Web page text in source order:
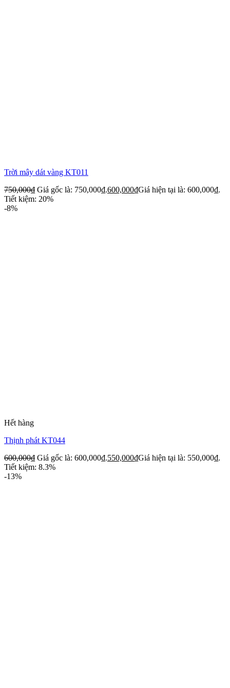
Trời mây dát vàng KT011
750,000₫ Giá gốc là: 750,000₫.600,000₫Giá hiện tại là: 600,000₫.
Tiết kiệm: 20%
-8%
Hết hàng
Thịnh phát KT044
600,000₫ Giá gốc là: 600,000₫.550,000₫Giá hiện tại là: 550,000₫.
Tiết kiệm: 8.3%
-13%